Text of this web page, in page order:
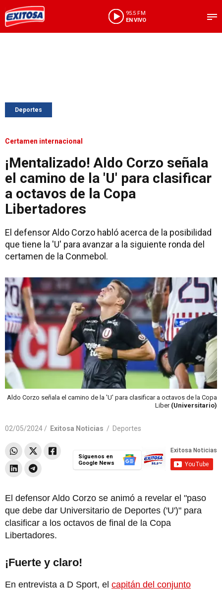
95.5 FM
EN VIVO
Deportes
Certamen internacional
¡Mentalizado! Aldo Corzo señala
el camino de la 'U' para clasificar
a octavos de la Copa
Libertadores
El defensor Aldo Corzo habló acerca de la posibilidad
que tiene la 'U' para avanzar a la siguiente ronda del
certamen de la Conmebol.
Aldo Corzo señala el camino de la 'U' para clasificar a octavos de la Copa
Liber (Universitario)
02/05/2024 / Exitosa Noticias / Deportes
Síguenos en
Google News
El defensor Aldo Corzo se animó a revelar el "paso
que debe dar Universitario de Deportes ('U')" para
clasificar a los octavos de final de la Copa
Libertadores.
¡Fuerte y claro!
En entrevista a D Sport, el capitán del conjunto